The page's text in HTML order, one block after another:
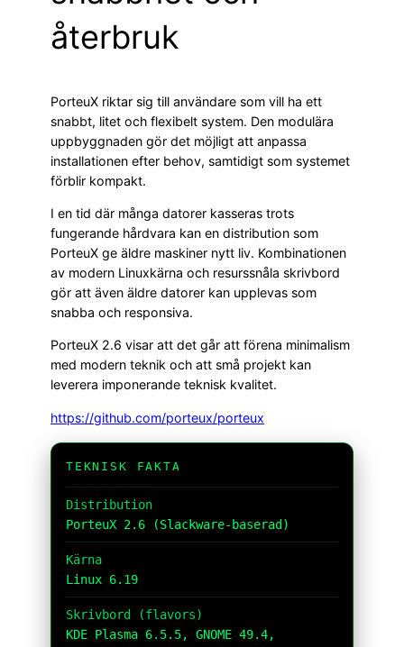
återbruk
PorteuX riktar sig till användare som vill ha ett
snabbt, litet och flexibelt system. Den modulära
uppbyggnaden gör det möjligt att anpassa
installationen efter behov, samtidigt som systemet
förblir kompakt.
I en tid där många datorer kasseras trots
fungerande hårdvara kan en distribution som
PorteuX ge äldre maskiner nytt liv. Kombinationen
av modern Linuxkärna och resurssnåla skrivbord
gör att även äldre datorer kan upplevas som
snabba och responsiva.
PorteuX 2.6 visar att det går att förena minimalism
med modern teknik och att små projekt kan
leverera imponerande teknisk kvalitet.
https://github.com/porteux/porteux
TEKNISK FAKTA
Distribution
PorteuX 2.6 (Slackware-baserad)
Kärna
Linux 6.19
Skrivbord (flavors)
KDE Plasma 6.5.5, GNOME 49.4,